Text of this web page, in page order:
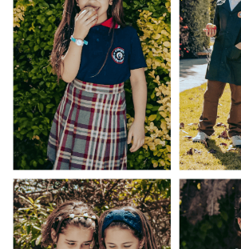
Uniforma es un proveedor oficial
Escolar del Colegio Santa Cecilia
Todos los uniformes escolares
venta online de Uniforma son
Santiago de Chile con pago justo
INFORMACIÓN ADICIONAL